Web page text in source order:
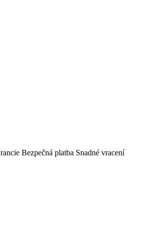
Bezpečná platba Snadné vracení